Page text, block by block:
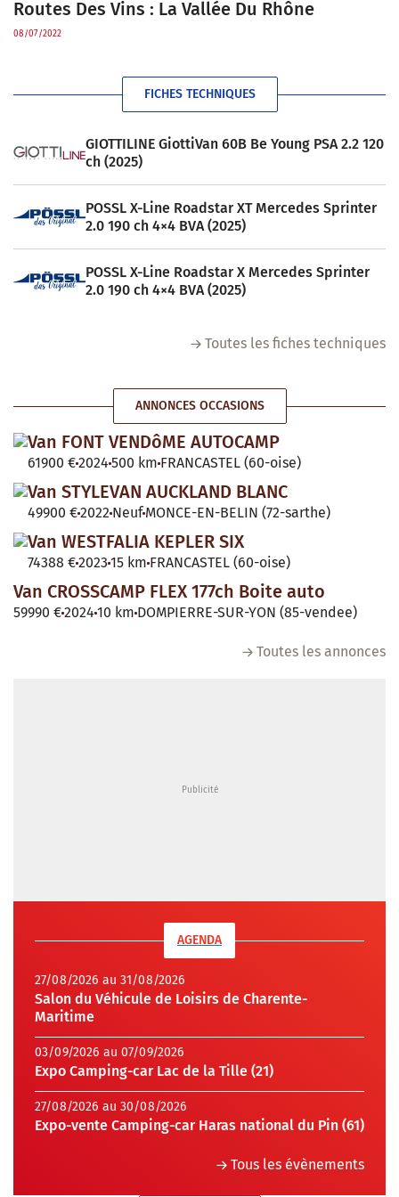
Routes Des Vins : La Vallée Du Rhône
08/07/2022
FICHES TECHNIQUES
GIOTTILINE GiottiVan 60B Be Young PSA 2.2 120
ch (2025)
POSSL X-Line Roadstar XT Mercedes Sprinter
2.0 190 ch 4×4 BVA (2025)
POSSL X-Line Roadstar X Mercedes Sprinter
2.0 190 ch 4×4 BVA (2025)
Toutes les fiches techniques
ANNONCES OCCASIONS
Van FONT VENDôME AUTOCAMP
61900 €2024 500 km FRANCASTEL (60-oise)
Van STYLEVAN AUCKLAND BLANC
49900 €2022 Neuf MONCE-EN-BELIN (72-sarthe)
Van WESTFALIA KEPLER SIX
74388 €2023 15 km FRANCASTEL (60-oise)
Van CROSSCAMP FLEX 177ch Boite auto
59990 €2024 10 km DOMPIERRE-SUR-YON (85-vendee)
Toutes les annonces
AGENDA
27/08/2026 au 31/08/2026
Salon du Véhicule de Loisirs de Charente-
Maritime
03/09/2026 au 07/09/2026
Expo Camping-car Lac de la Tille (21)
27/08/2026 au 30/08/2026
Expo-vente Camping-car Haras national du Pin (61)
Tous les évènements